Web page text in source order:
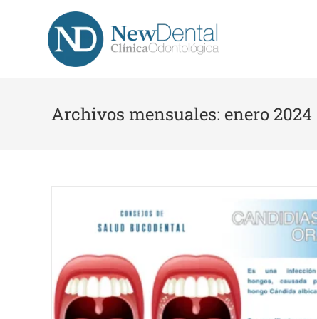
Archivos mensuales: enero 2024